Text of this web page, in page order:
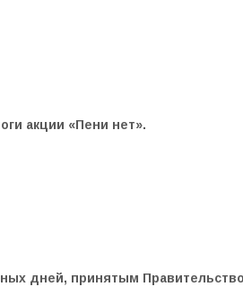
акции «Пени нет».
дней, принятым